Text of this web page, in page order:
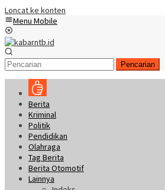
Loncat ke konten
Menu Mobile
Pencarian
Berita
Kriminal
Politik
Pendidikan
Olahraga
Tag Berita
Berita Otomotif
Lainnya